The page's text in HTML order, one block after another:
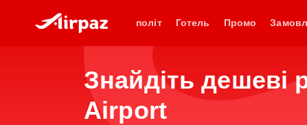
політ Готель Промо
Знайдіть дешеві
Airport